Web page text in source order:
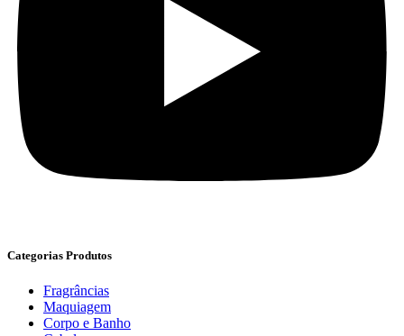
Categorias Produtos
Fragrâncias
Maquiagem
Corpo e Banho